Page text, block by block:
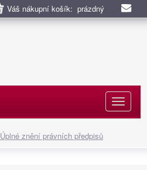
Váš nákupní košík: prázdný
Úplné znění právních předpisů